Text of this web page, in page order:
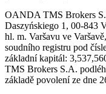
OANDA TMS Brokers
Daszyńskiego 1, 00-843
hl. m. Varšavu ve
soudního registru pod
základní kapitál:
TMS Brokers S.A.
základě povolení ze dne